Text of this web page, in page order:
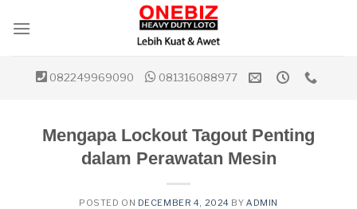
082249969090 081316088977
Mengapa Lockout Tagout Penting
dalam Perawatan Mesin
POSTED ON DECEMBER 4, 2024 BY ADMIN